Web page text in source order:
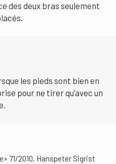
des deux bras seulement
les pieds sont bien en
pour ne tirer qu’avec un
71/2010, Hanspeter Sigrist